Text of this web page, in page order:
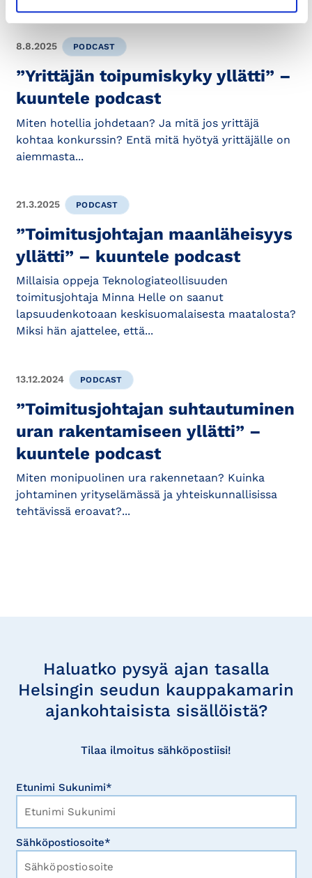
8.8.2025 PODCAST
”Yrittäjän toipumiskyky yllätti” –
kuuntele podcast
Miten hotellia johdetaan? Ja mitä jos yrittäjä
kohtaa konkurssin? Entä mitä hyötyä yrittäjälle on
aiemmasta...
21.3.2025 PODCAST
”Toimitusjohtajan maanläheisyys
yllätti” – kuuntele podcast
Millaisia oppeja Teknologiateollisuuden
toimitusjohtaja Minna Helle on saanut
lapsuudenkotoaan keskisuomalaisesta maatalosta?
Miksi hän ajattelee, että...
13.12.2024 PODCAST
”Toimitusjohtajan suhtautuminen
uran rakentamiseen yllätti” –
kuuntele podcast
Miten monipuolinen ura rakennetaan? Kuinka
johtaminen yrityselämässä ja yhteiskunnallisissa
tehtävissä eroavat?...
Haluatko pysyä ajan tasalla
Helsingin seudun kauppakamarin
ajankohtaisista sisällöistä?
Tilaa ilmoitus sähköpostiisi!
Etunimi Sukunimi*
Sähköpostiosoite*